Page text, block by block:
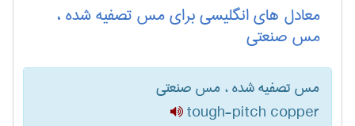
معادل های انگلیسی برای مس تصفیه شده ،
مس صنعتی
مس تصفیه شده ، مس صنعتی
tough-pitch copper